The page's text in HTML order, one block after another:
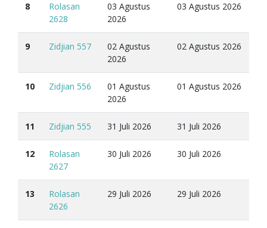
8
Rolasan
2628
03 Agustus
2026
03 Agustus 2026
9 Zidjian 557
02 Agustus
2026
02 Agustus 2026
10 Zidjian 556
01 Agustus
2026
01 Agustus 2026
11 Zidjian 555 31 Juli 2026 31 Juli 2026
12
Rolasan
2627
30 Juli 2026 30 Juli 2026
13
Rolasan
2626
29 Juli 2026 29 Juli 2026